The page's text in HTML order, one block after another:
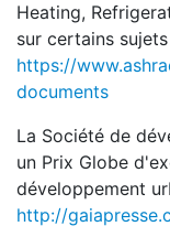
Heating,
sur certains
https://
documents
La Société de
un Prix Globe
développement
http://